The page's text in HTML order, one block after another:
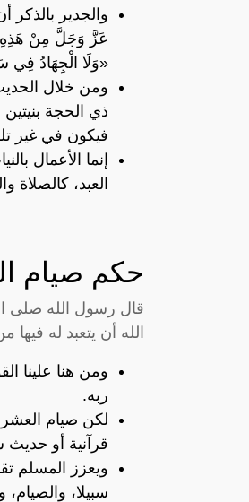
والجدير بالذكر
عَزَّ وَجَلَّ مِنْ هَذِهِ
«وَلَا الْجِهَادُ فِي
ومن خلال
ذي الحجة
فيكون في غير
إنما الأعمال
العبد، كالصلاة
حكم صيام
قال رسول الله صلى
الله أن يتعبد له
ومن هنا علينا
ربه.
لكن صيام
قرآنية أو
ويعزز المسلم
سبيلا،